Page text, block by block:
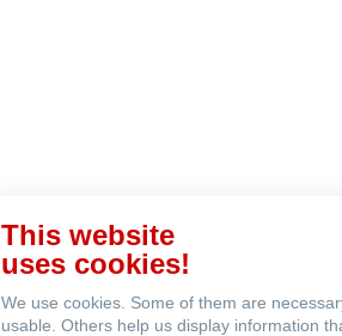
This website
uses cookies!
We use cookies. Some of them are
usable. Others help us display information